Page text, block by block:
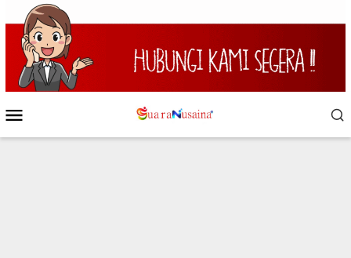
Loncat
ke
konten
Mobile